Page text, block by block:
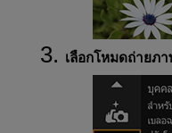
เลือกโหมดถ่ายภา